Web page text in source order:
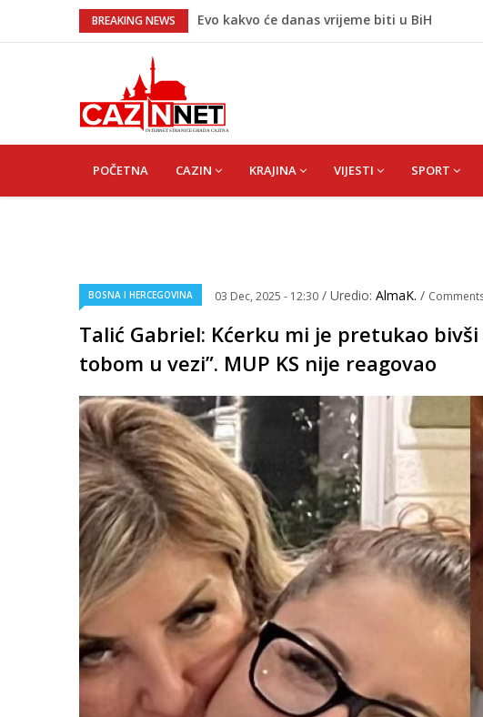
BREAKING NEWS
Evo kakvo će danas vrijeme biti u BiH
Novo upozorenje iz Irana: Ne želimo
Na Ahiret preselila Bešić (rođ. Blažević) Senija
Krvoproliće u Gracu: Turčin nožem izbo
velika potjera
NAVIGATION
POČETNA CAZIN KRAJINA VIJESTI SPORT
BOSNA I HERCEGOVINA 03 Dec, 2025 - 12:30 / Uredio: AlmaK. /
Talić Gabriel: Kćerku mi je pretukao
tobom u vezi”. MUP KS nije reagovao